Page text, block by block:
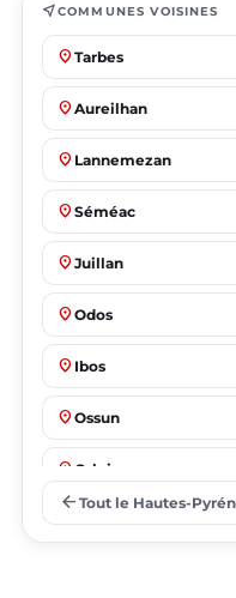
near_meCOMMUNES VOISINES
place Tarbes
place Aureilhan
place Lannemezan
place Séméac
place Juillan
place Odos
place Ibos
place Ossun
place Orleix
arrow_back Tout le Hautes-